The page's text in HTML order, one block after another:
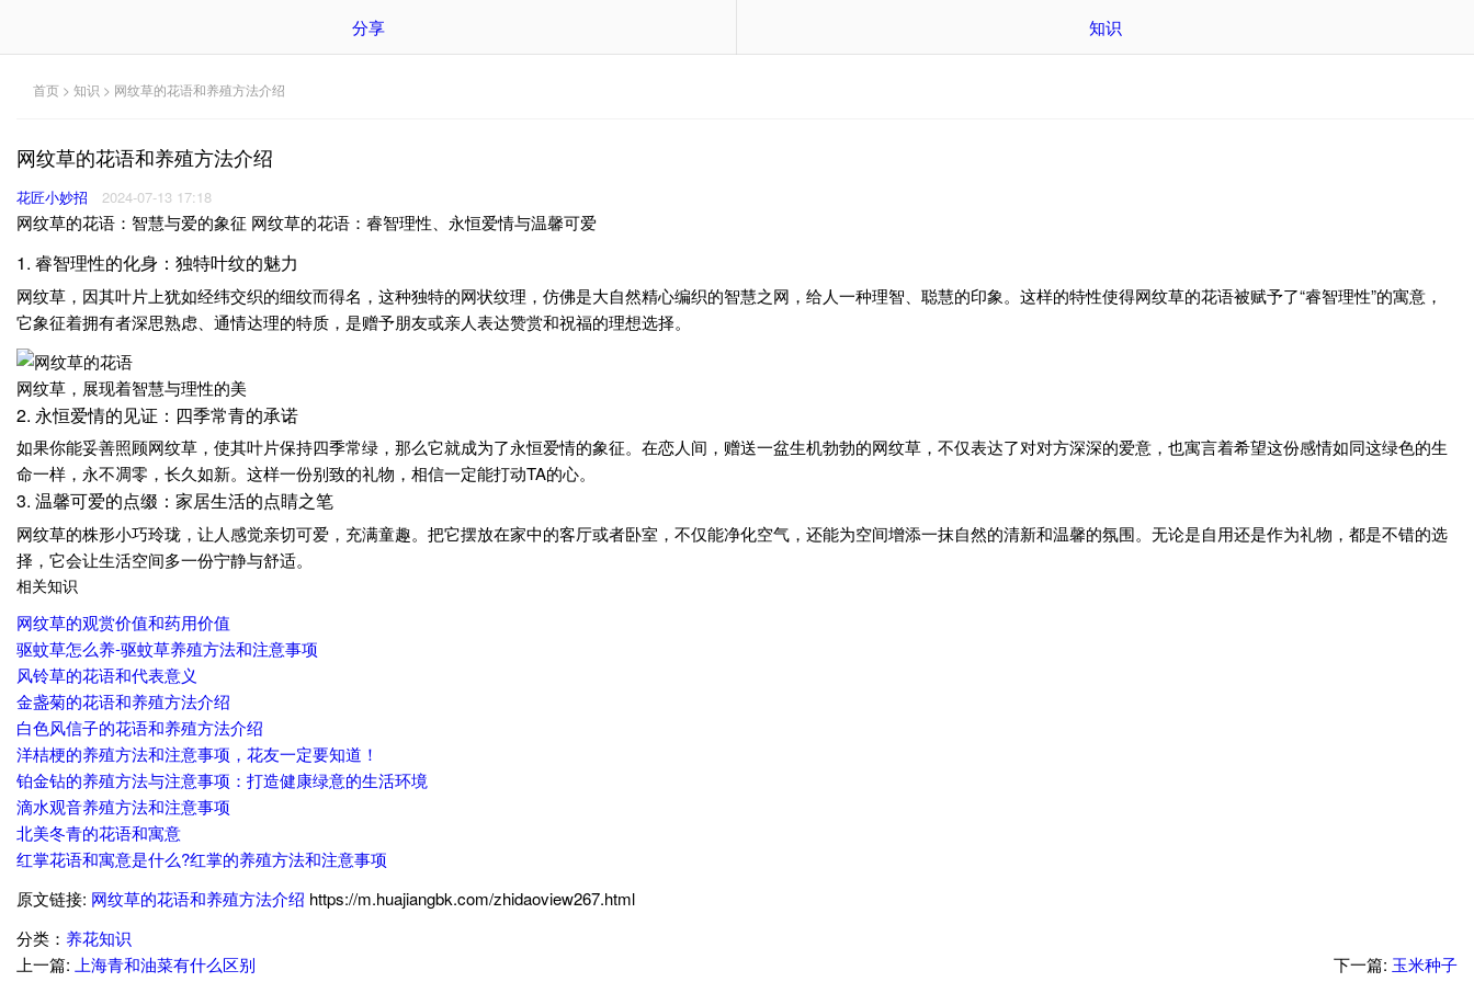
分享 知识
首页 > 知识 > 网纹草的花语和养殖方法介绍
网纹草的花语和养殖方法介绍
花匠小妙招 2024-07-13 17:18
网纹草的花语：智慧与爱的象征 网纹草的花语：睿智理性、永恒爱情与温馨可爱
1. 睿智理性的化身：独特叶纹的魅力
网纹草，因其叶片上犹如经纬交织的细纹而得名，这种独特的网状纹理，仿佛是大自然精心编织的智慧之网，给人一种理智、聪慧的印象。这样的特性使得网纹草的花语被赋予了“睿智理性”的寓意，
它象征着拥有者深思熟虑、通情达理的特质，是赠予朋友或亲人表达赞赏和祝福的理想选择。
网纹草，展现着智慧与理性的美
2. 永恒爱情的见证：四季常青的承诺
如果你能妥善照顾网纹草，使其叶片保持四季常绿，那么它就成为了永恒爱情的象征。在恋人间，赠送一盆生机勃勃的网纹草，不仅表达了对对方深深的爱意，也寓言着希望这份感情如同这绿色的生
命一样，永不凋零，长久如新。这样一份别致的礼物，相信一定能打动TA的心。
3. 温馨可爱的点缀：家居生活的点睛之笔
网纹草的株形小巧玲珑，让人感觉亲切可爱，充满童趣。把它摆放在家中的客厅或者卧室，不仅能净化空气，还能为空间增添一抹自然的清新和温馨的氛围。无论是自用还是作为礼物，都是不错的选
择，它会让生活空间多一份宁静与舒适。
相关知识
网纹草的观赏价值和药用价值
驱蚊草怎么养-驱蚊草养殖方法和注意事项
风铃草的花语和代表意义
金盏菊的花语和养殖方法介绍
白色风信子的花语和养殖方法介绍
洋桔梗的养殖方法和注意事项，花友一定要知道！
铂金钻的养殖方法与注意事项：打造健康绿意的生活环境
滴水观音养殖方法和注意事项
北美冬青的花语和寓意
红掌花语和寓意是什么?红掌的养殖方法和注意事项
原文链接: 网纹草的花语和养殖方法介绍 https://m.huajiangbk.com/zhidaoview267.html
分类： 养花知识
上一篇: 上海青和油菜有什么区别 下一篇: 玉米种子